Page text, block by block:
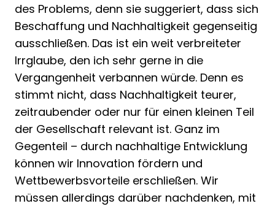
des Problems, denn sie suggeriert, dass sich
Beschaffung und Nachhaltigkeit gegenseitig
ausschließen. Das ist ein weit verbreiteter
Irrglaube, den ich sehr gerne in die
Vergangenheit verbannen würde. Denn es
stimmt nicht, dass Nachhaltigkeit teurer,
zeitraubender oder nur für einen kleinen Teil
der Gesellschaft relevant ist. Ganz im
Gegenteil – durch nachhaltige Entwicklung
können wir Innovation fördern und
Wettbewerbsvorteile erschließen. Wir
müssen allerdings darüber nachdenken, mit